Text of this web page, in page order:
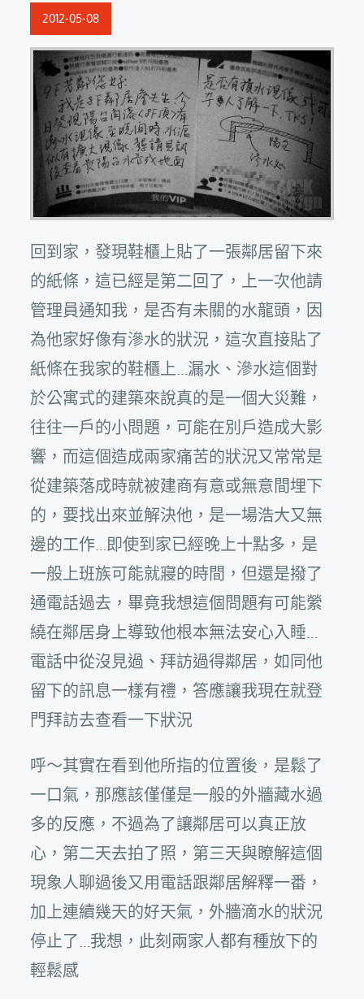
Posted
on
2012-05-08
回到家，發現鞋櫃上貼了一張鄰居留下來
的紙條，這已經是第二回了，上一次他請
管理員通知我，是否有未關的水龍頭，因
為他家好像有滲水的狀況，這次直接貼了
紙條在我家的鞋櫃上…漏水、滲水這個對
於公寓式的建築來說真的是一個大災難，
往往一戶的小問題，可能在別戶造成大影
響，而這個造成兩家痛苦的狀況又常常是
從建築落成時就被建商有意或無意間埋下
的，要找出來並解決他，是一場浩大又無
邊的工作…即使到家已經晚上十點多，是
一般上班族可能就寢的時間，但還是撥了
通電話過去，畢竟我想這個問題有可能縈
繞在鄰居身上導致他根本無法安心入睡…
電話中從沒見過、拜訪過得鄰居，如同他
留下的訊息一樣有禮，答應讓我現在就登
門拜訪去查看一下狀況
呼～其實在看到他所指的位置後，是鬆了
一口氣，那應該僅僅是一般的外牆藏水過
多的反應，不過為了讓鄰居可以真正放
心，第二天去拍了照，第三天與瞭解這個
現象人聊過後又用電話跟鄰居解釋一番，
加上連續幾天的好天氣，外牆滴水的狀況
停止了…我想，此刻兩家人都有種放下的
輕鬆感